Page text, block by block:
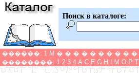
Поиск в каталоге:
������: 1 M � � � � � � � � � �
��������: 1 2 3 4 A C E G H M O P T